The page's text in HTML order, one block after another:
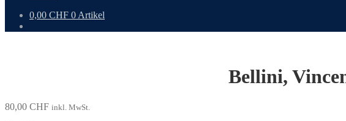
0,00 CHF 0 Artikel
Bellini,
80,00 CHF inkl. MwSt.